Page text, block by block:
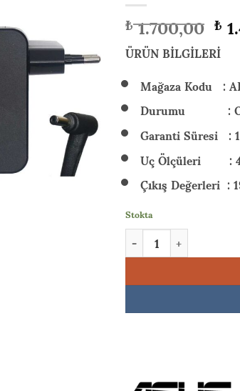
₺1.700,00
₺
₺
ÜRÜN BİLGİLERİ
Mağaza Kodu :
Durumu :
Garanti Süresi :
Uç Ölçüleri :
Çıkış Değerleri :
Stokta
Asus X507, X507M,